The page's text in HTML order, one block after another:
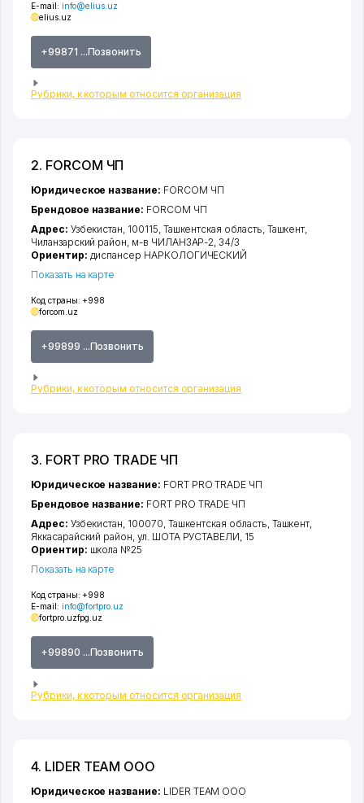
E-mail: info@elius.uz
elius.uz
+99871 ...Позвонить
Рубрики, к которым относится организация
2. FORCOM ЧП
Код страны: +998
forcom.uz
+99899 ...Позвонить
Рубрики, к которым относится организация
Юридическое название: FORCOM ЧП
Брендовое название: FORCOM ЧП
Адрес: Узбекистан, 100115, Ташкентская область, Ташкент,
Чиланзарский район, м-в ЧИЛАНЗАР-2, 34/3
Ориентир: диспансер НАРКОЛОГИЧЕСКИЙ
Показать на карте
3. FORT PRO TRADE ЧП
Код страны: +998
E-mail: info@fortpro.uz
fortpro.uzfpg.uz
+99890 ...Позвонить
Рубрики, к которым относится организация
Юридическое название: FORT PRO TRADE ЧП
Брендовое название: FORT PRO TRADE ЧП
Адрес: Узбекистан, 100070, Ташкентская область, Ташкент,
Яккасарайский район, ул. ШОТА РУСТАВЕЛИ, 15
Ориентир: школа №25
Показать на карте
4. LIDER TEAM ООО
Юридическое название: LIDER TEAM ООО